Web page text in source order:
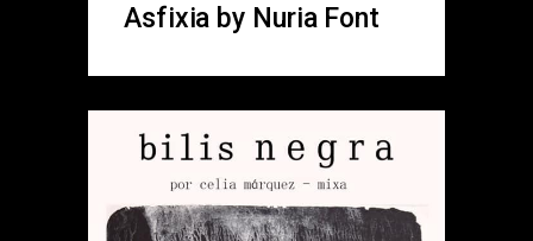
Asfixia by Nuria Font